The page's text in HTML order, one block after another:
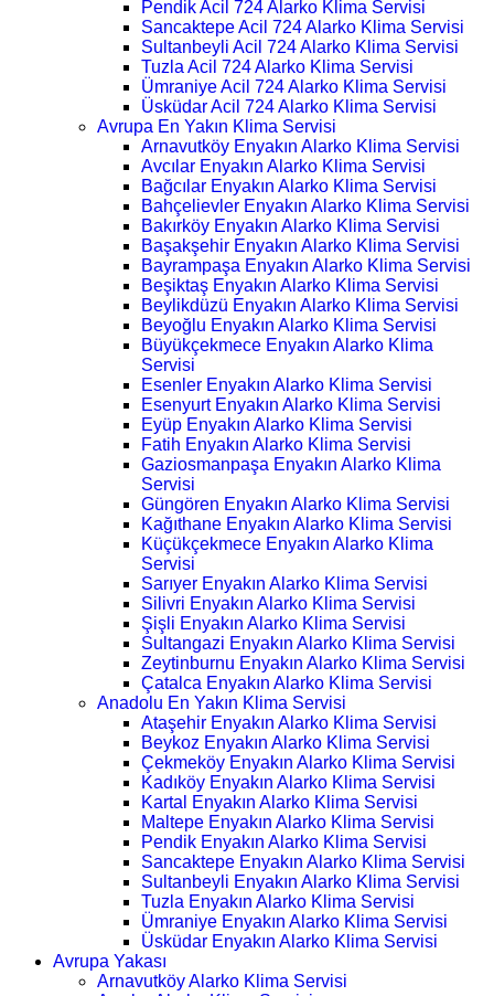
Pendik Acil 724 Alarko Klima Servisi
Sancaktepe Acil 724 Alarko Klima Servisi
Sultanbeyli Acil 724 Alarko Klima Servisi
Tuzla Acil 724 Alarko Klima Servisi
Ümraniye Acil 724 Alarko Klima Servisi
Üsküdar Acil 724 Alarko Klima Servisi
Avrupa En Yakın Klima Servisi
Arnavutköy Enyakın Alarko Klima Servisi
Avcılar Enyakın Alarko Klima Servisi
Bağcılar Enyakın Alarko Klima Servisi
Bahçelievler Enyakın Alarko Klima Servisi
Bakırköy Enyakın Alarko Klima Servisi
Başakşehir Enyakın Alarko Klima Servisi
Bayrampaşa Enyakın Alarko Klima Servisi
Beşiktaş Enyakın Alarko Klima Servisi
Beylikdüzü Enyakın Alarko Klima Servisi
Beyoğlu Enyakın Alarko Klima Servisi
Büyükçekmece Enyakın Alarko Klima
Servisi
Esenler Enyakın Alarko Klima Servisi
Esenyurt Enyakın Alarko Klima Servisi
Eyüp Enyakın Alarko Klima Servisi
Fatih Enyakın Alarko Klima Servisi
Gaziosmanpaşa Enyakın Alarko Klima
Servisi
Güngören Enyakın Alarko Klima Servisi
Kağıthane Enyakın Alarko Klima Servisi
Küçükçekmece Enyakın Alarko Klima
Servisi
Sarıyer Enyakın Alarko Klima Servisi
Silivri Enyakın Alarko Klima Servisi
Şişli Enyakın Alarko Klima Servisi
Sultangazi Enyakın Alarko Klima Servisi
Zeytinburnu Enyakın Alarko Klima Servisi
Çatalca Enyakın Alarko Klima Servisi
Anadolu En Yakın Klima Servisi
Ataşehir Enyakın Alarko Klima Servisi
Beykoz Enyakın Alarko Klima Servisi
Çekmeköy Enyakın Alarko Klima Servisi
Kadıköy Enyakın Alarko Klima Servisi
Kartal Enyakın Alarko Klima Servisi
Maltepe Enyakın Alarko Klima Servisi
Pendik Enyakın Alarko Klima Servisi
Sancaktepe Enyakın Alarko Klima Servisi
Sultanbeyli Enyakın Alarko Klima Servisi
Tuzla Enyakın Alarko Klima Servisi
Ümraniye Enyakın Alarko Klima Servisi
Üsküdar Enyakın Alarko Klima Servisi
Avrupa Yakası
Arnavutköy Alarko Klima Servisi